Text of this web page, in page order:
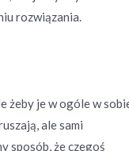
rozwiązania.
żeby je w ogóle w
ale sami
sposób, że czegoś